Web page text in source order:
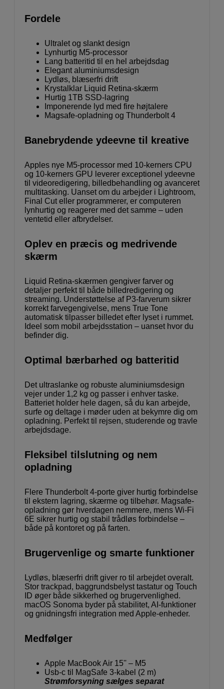
Fordele
Ultralet og slankt design
Lynhurtig M5-processor
Lang batteritid til en hel arbejdsdag
Elegant aluminiumsdesign
Lydløs, blæserfri drift
Krystalklar Liquid Retina-skærm
Hurtig 1TB SSD-lagring
Imponerende lyd med fire højtalere
Magsafe-opladning og Thunderbolt 4
Banebrydende ydeevne til kreative
Apples nye M5-processor med 10‑kerners CPU
og 10‑kerners GPU leverer exceptionel ydeevne
til videoredigering, billedbehandling og avanceret
multitasking. Uanset om du arbejder i Lightroom,
Final Cut eller programmerer, er computeren
lynhurtig og reagerer med det samme – uden
ventetid eller afbrydelser.
Oplev en præcis og medrivende
skærm
Liquid Retina-skærmen gengiver farver og
detaljer perfekt til både billedredigering og
streaming. Understøttelse af P3-farverum sikrer
korrekt farvegengivelse, mens True Tone
automatisk tilpasser billedet efter lyset i rummet.
Ideel som mobil arbejdsstation – uanset hvor du
befinder dig.
Optimal bærbarhed og batteritid
Det ultraslanke og robuste aluminiumsdesign
vejer under 1,2 kg og passer i enhver taske.
Batteriet holder hele dagen, så du kan arbejde,
surfe og deltage i møder uden at bekymre dig om
opladning. Perfekt til rejsen, studerende og travle
arbejdsdage.
Fleksibel tilslutning og nem
opladning
Flere Thunderbolt 4-porte giver hurtig forbindelse
til ekstern lagring, skærme og tilbehør. Magsafe-
opladning gør hverdagen nemmere, mens Wi-Fi
6E sikrer hurtig og stabil trådløs forbindelse –
både på kontoret og på farten.
Brugervenlige og smarte funktioner
Lydløs, blæserfri drift giver ro til arbejdet overalt.
Stor trackpad, baggrundsbelyst tastatur og Touch
ID øger både sikkerhed og brugervenlighed.
macOS Sonoma byder på stabilitet, AI-funktioner
og gnidningsfri integration med Apple-enheder.
Medfølger
Apple MacBook Air 15'' – M5
Usb-c til MagSafe 3-kabel (2 m)
Strømforsyning sælges separat